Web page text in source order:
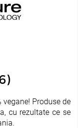
Produse de
cu rezultate ce se